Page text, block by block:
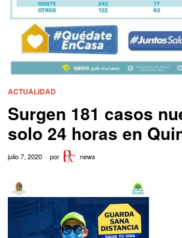
ACTUALIDAD
Surgen 181 casos
solo 24 horas en
julio 7, 2020 por news